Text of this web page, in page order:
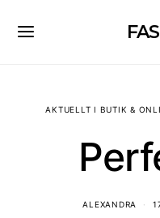
AKTUELLT I BUTIK &
ALEXANDRA